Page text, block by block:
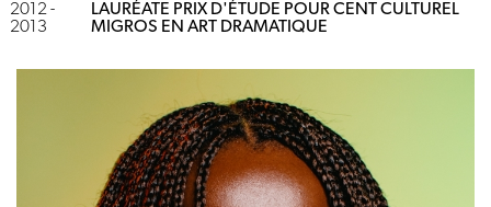
2012 -
2013
LAURÉATE PRIX D'ÉTUDE POUR CENT CULTUREL
MIGROS EN ART DRAMATIQUE